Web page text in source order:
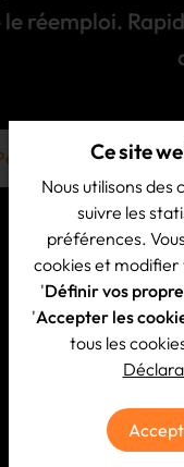
le réemploi.
et certificats
Lien rapide
Services
Collectes
Fonctionnement
Ce site
Nous utilisons des
suivre les
préférences.
cookies et modifier
'Définir vos
'Accepter les
tous les